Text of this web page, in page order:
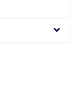
keyboard_arrow_down